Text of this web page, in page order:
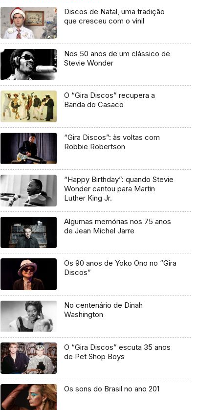
Discos de Natal, uma tradição
que cresceu com o vinil
Nos 50 anos de um clássico de
Stevie Wonder
O “Gira Discos” recupera a
Banda do Casaco
“Gira Discos”: às voltas com
Robbie Robertson
“Happy Birthday”: quando Stevie
Wonder cantou para Martin
Luther King Jr.
Algumas memórias nos 75 anos
de Jean Michel Jarre
Os 90 anos de Yoko Ono no “Gira
Discos”
No centenário de Dinah
Washington
O “Gira Discos” escuta 35 anos
de Pet Shop Boys
Os sons do Brasil no ano 201